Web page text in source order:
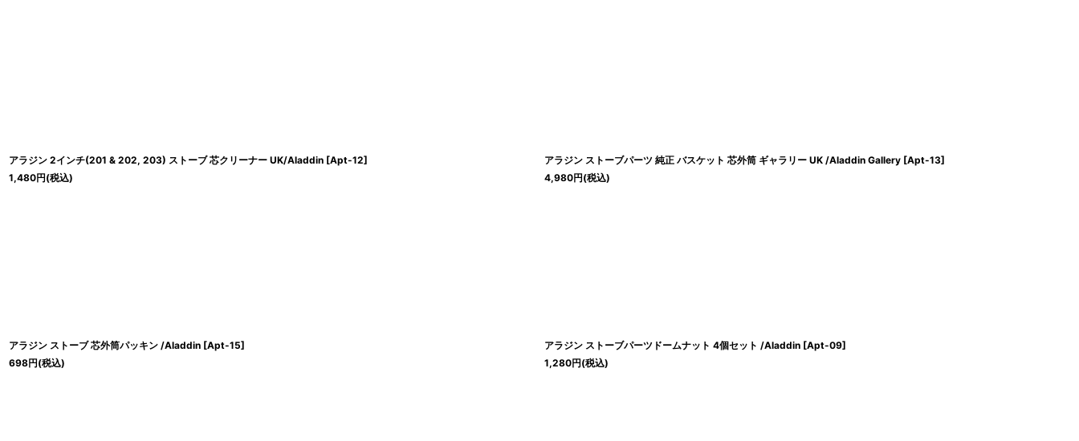
アラジン 2インチ(201 & 202, 203) ストーブ 芯クリーナー UK/Aladdin [Apt-12]
1,480円(税込)
アラジン ストーブパーツ 純正 バスケット 芯外筒 ギャラリー UK /Aladdin Gallery [Apt-13]
4,980円(税込)
アラジン ストーブ 芯外筒パッキン /Aladdin [Apt-15]
698円(税込)
アラジン ストーブパーツドームナット 4個セット /Aladdin [Apt-09]
1,280円(税込)